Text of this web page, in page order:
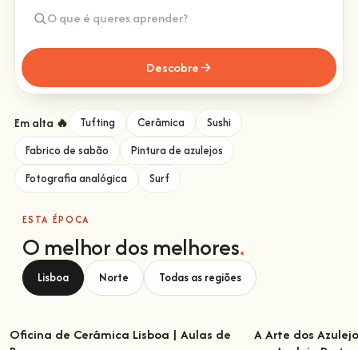
Descobre
Em alta 🔥 Tufting Cerâmica
Sushi
Fabrico de sabão
Pintura de azulejos
Fotografia analógica
Surf
ESTA ÉPOCA
O melhor dos melhores.
Lisboa Norte Todas as regiões
Oficina de Cerâmica Lisboa | Aulas de
A Arte dos